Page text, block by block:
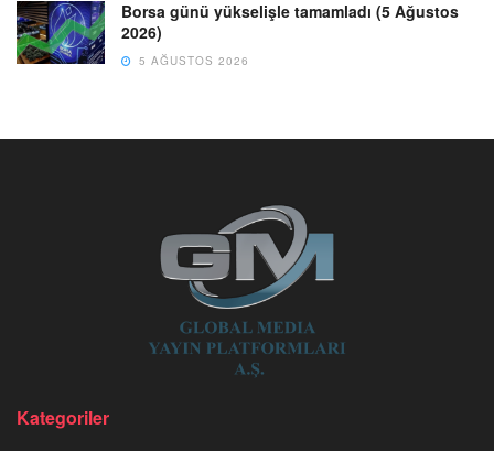
Borsa günü yükselişle tamamladı (5 Ağustos
2026)
5 AĞUSTOS 2026
Kategoriler